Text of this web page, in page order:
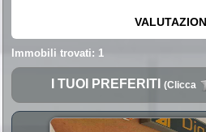
Immobili trovati: 1
I TUOI PREFERITI (Clicca